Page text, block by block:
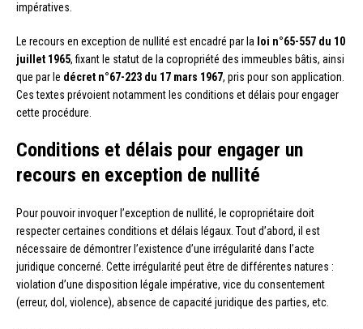
impératives.
Le recours en exception de nullité est encadré par la loi n°65-557 du 10
juillet 1965, fixant le statut de la copropriété des immeubles bâtis, ainsi
que par le décret n°67-223 du 17 mars 1967, pris pour son application.
Ces textes prévoient notamment les conditions et délais pour engager
cette procédure.
Conditions et délais pour engager un
recours en exception de nullité
Pour pouvoir invoquer l’exception de nullité, le copropriétaire doit
respecter certaines conditions et délais légaux. Tout d’abord, il est
nécessaire de démontrer l’existence d’une irrégularité dans l’acte
juridique concerné. Cette irrégularité peut être de différentes natures :
violation d’une disposition légale impérative, vice du consentement
(erreur, dol, violence), absence de capacité juridique des parties, etc.